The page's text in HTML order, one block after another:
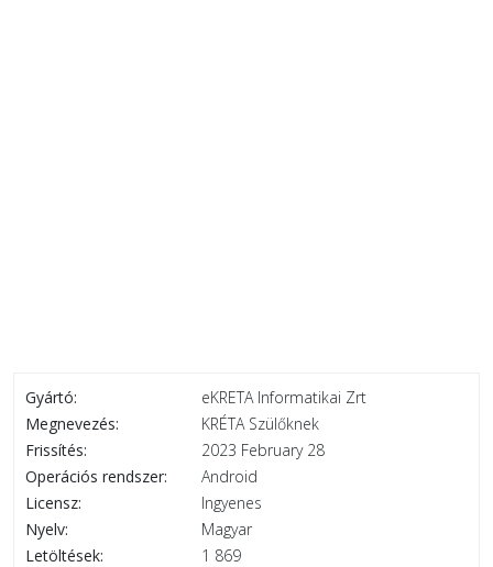
Gyártó:
eKRETA Informatikai Zrt
Megnevezés:
KRÉTA Szülőknek
Frissítés:
2023 February 28
Operációs rendszer:
Android
Licensz:
Ingyenes
Nyelv:
Magyar
Letöltések:
1 869